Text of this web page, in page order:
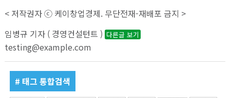
< 저작권자 ⓒ 케이창업경제. 무단전재-재배포 금지 >
임병규 기자 ( 경영컨설턴트 ) 다른글 보기
testing@example.com
# 태그 통합검색